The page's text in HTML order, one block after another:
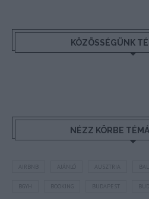
KÖZÖSSÉGÜNK
NÉZZ KÖRBE
AUSZTRIA
BUDAPEST